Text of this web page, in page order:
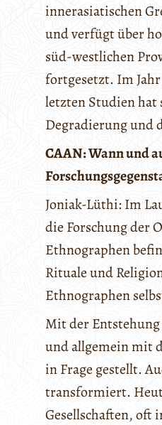
innerasiatischen
und verfügt über
süd-westlichen
fortgesetzt. Im
letzten Studien
Degradierung und
CAAN: Wann und
Joniak-Lüthi: Im
die Forschung der
Ethnographen
Rituale und
Ethnographen
Mit der
und allgemein mit
in Frage gestellt.
transformiert.
Gesellschaften, oft